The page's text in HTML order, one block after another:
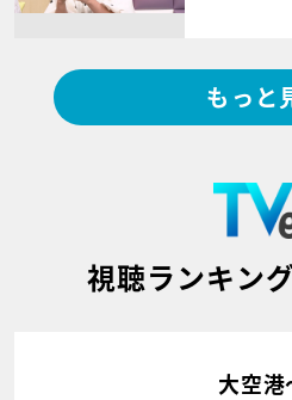
もっと
視聴ランキン
大空